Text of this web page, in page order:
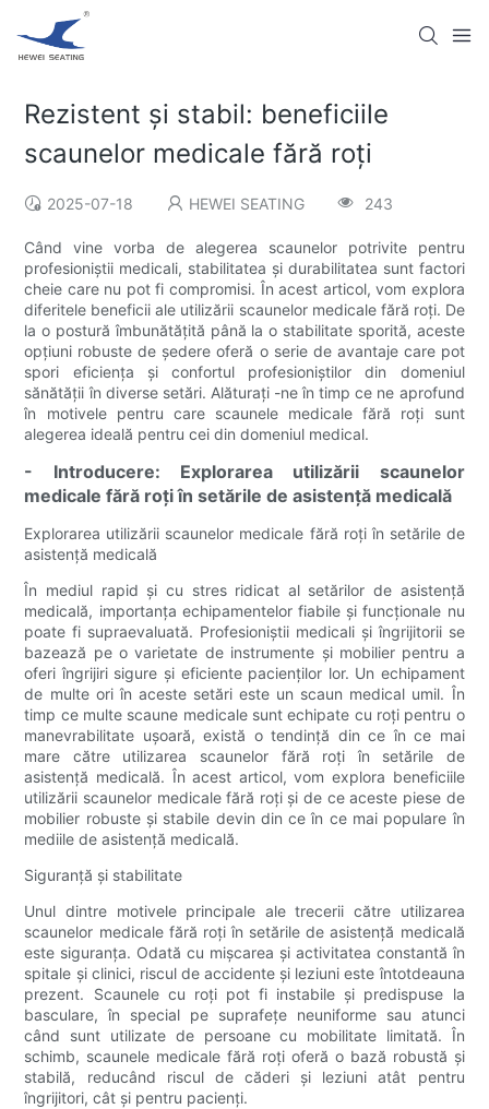
Rezistent și stabil: beneficiile
scaunelor medicale fără roți
2025-07-18 HEWEI SEATING 243
Când vine vorba de alegerea scaunelor potrivite pentru
profesioniștii medicali, stabilitatea și durabilitatea sunt factori
cheie care nu pot fi compromisi. În acest articol, vom explora
diferitele beneficii ale utilizării scaunelor medicale fără roți. De
la o postură îmbunătățită până la o stabilitate sporită, aceste
opțiuni robuste de ședere oferă o serie de avantaje care pot
spori eficiența și confortul profesioniștilor din domeniul
sănătății în diverse setări. Alăturați -ne în timp ce ne aprofund
în motivele pentru care scaunele medicale fără roți sunt
alegerea ideală pentru cei din domeniul medical.
- Introducere: Explorarea utilizării scaunelor
medicale fără roți în setările de asistență medicală
Explorarea utilizării scaunelor medicale fără roți în setările de
asistență medicală
În mediul rapid și cu stres ridicat al setărilor de asistență
medicală, importanța echipamentelor fiabile și funcționale nu
poate fi supraevaluată. Profesioniștii medicali și îngrijitorii se
bazează pe o varietate de instrumente și mobilier pentru a
oferi îngrijiri sigure și eficiente pacienților lor. Un echipament
de multe ori în aceste setări este un scaun medical umil. În
timp ce multe scaune medicale sunt echipate cu roți pentru o
manevrabilitate ușoară, există o tendință din ce în ce mai
mare către utilizarea scaunelor fără roți în setările de
asistență medicală. În acest articol, vom explora beneficiile
utilizării scaunelor medicale fără roți și de ce aceste piese de
mobilier robuste și stabile devin din ce în ce mai populare în
mediile de asistență medicală.
Siguranță și stabilitate
Unul dintre motivele principale ale trecerii către utilizarea
scaunelor medicale fără roți în setările de asistență medicală
este siguranța. Odată cu mișcarea și activitatea constantă în
spitale și clinici, riscul de accidente și leziuni este întotdeauna
prezent. Scaunele cu roți pot fi instabile și predispuse la
basculare, în special pe suprafețe neuniforme sau atunci
când sunt utilizate de persoane cu mobilitate limitată. În
schimb, scaunele medicale fără roți oferă o bază robustă și
stabilă, reducând riscul de căderi și leziuni atât pentru
îngrijitori, cât și pentru pacienți.